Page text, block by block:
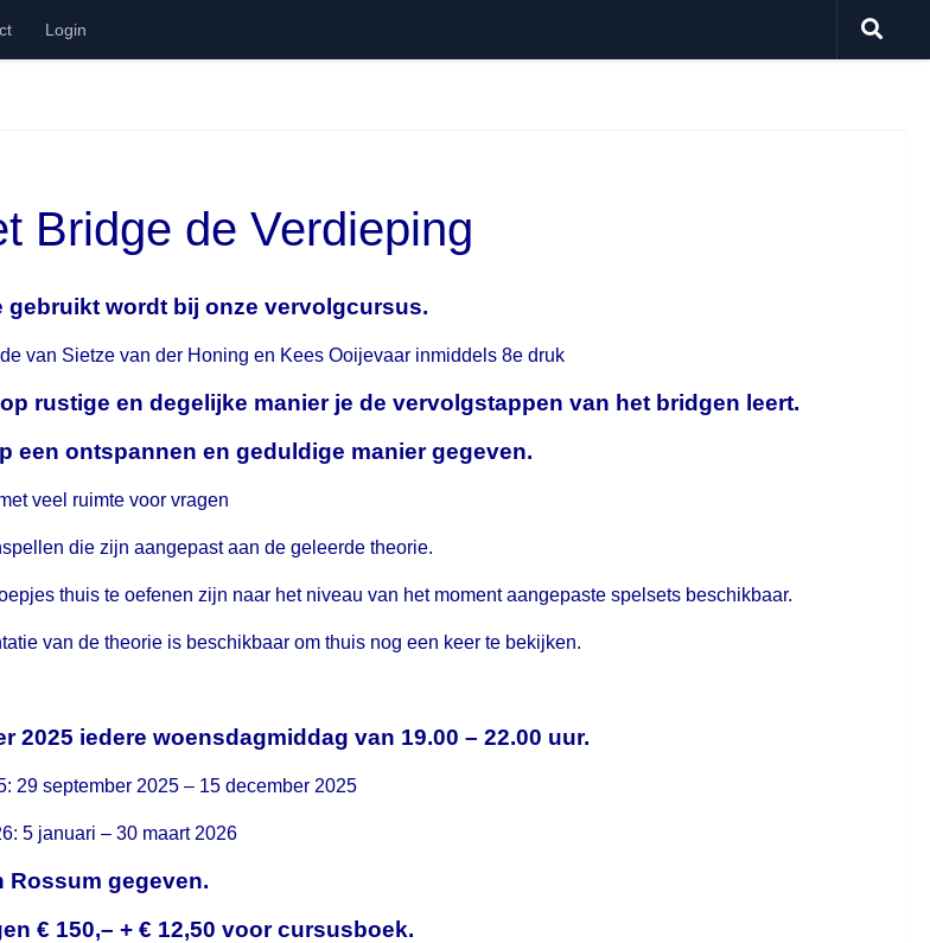
Login
Bridge de Verdieping
gebruikt wordt bij onze vervolgcursus.
van Sietze van der Honing en Kees Ooijevaar inmiddels 8e druk
rustige en degelijke manier je de vervolgstappen van het bridgen leert.
een ontspannen en geduldige manier gegeven.
veel ruimte voor vragen
die zijn aangepast aan de geleerde theorie.
thuis te oefenen zijn naar het niveau van het moment aangepaste spelsets beschikbaar.
van de theorie is beschikbaar om thuis nog een keer te bekijken.
2025 iedere woensdagmiddag van 19.00 – 22.00 uur.
29 september 2025 – 15 december 2025
5 januari – 30 maart 2026
Rossum gegeven.
€ 150,– + € 12,50 voor cursusboek.